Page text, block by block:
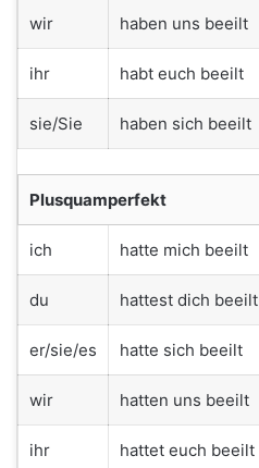
wir haben uns beeilt
ihr habt euch beeilt
sie/Sie haben sich beeilt
Plusquamperfekt
ich hatte mich beeilt
du hattest dich beeilt
er/sie/es hatte sich beeilt
wir hatten uns beeilt
ihr hattet euch beeilt